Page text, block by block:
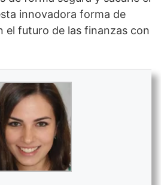
innovadora forma de
el futuro de las finanzas con